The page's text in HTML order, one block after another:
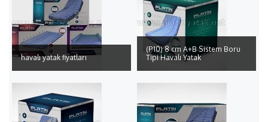
havalı yatak fiyatları
(P10) 8 cm A+B Sistem Boru
Tipi Havalı Yatak